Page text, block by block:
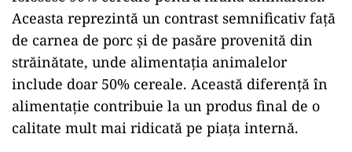
Aceasta reprezintă un contrast semnificativ față
de carnea de porc și de pasăre provenită din
străinătate, unde alimentația animalelor
include doar 50% cereale. Această diferență în
alimentație contribuie la un produs final de o
calitate mult mai ridicată pe piața internă.